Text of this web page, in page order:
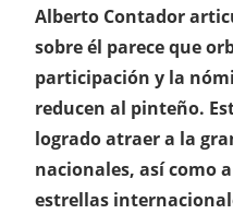
Alberto Contador
sobre él parece que
participación y la
reducen al pinteño.
logrado atraer a la
nacionales, así como
estrellas